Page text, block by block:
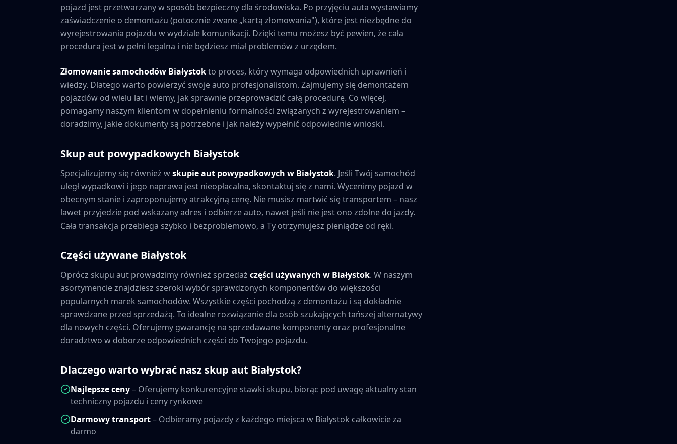
pojazd jest przetwarzany w sposób bezpieczny dla środowiska. Po przyjęciu auta wystawiamy
zaświadczenie o demontażu (potocznie zwane „kartą złomowania"), które jest niezbędne do
wyrejestrowania pojazdu w wydziale komunikacji. Dzięki temu możesz być pewien, że cała
procedura jest w pełni legalna i nie będziesz miał problemów z urzędem.
Złomowanie samochodów Białystokto proces, który wymaga odpowiednich uprawnień i
wiedzy. Dlatego warto powierzyć swoje auto profesjonalistom. Zajmujemy się demontażem
pojazdów od wielu lat i wiemy, jak sprawnie przeprowadzić całą procedurę. Co więcej,
pomagamy naszym klientom w dopełnieniu formalności związanych z wyrejestrowaniem –
doradzimy, jakie dokumenty są potrzebne i jak należy wypełnić odpowiednie wnioski.
Skup aut powypadkowych Białystok
Specjalizujemy się również wskupie aut powypadkowych w Białystok. Jeśli Twój samochód
uległ wypadkowi i jego naprawa jest nieopłacalna, skontaktuj się z nami. Wycenimy pojazd w
obecnym stanie i zaproponujemy atrakcyjną cenę. Nie musisz martwić się transportem – nasz
lawet przyjedzie pod wskazany adres i odbierze auto, nawet jeśli nie jest ono zdolne do jazdy.
Cała transakcja przebiega szybko i bezproblemowo, a Ty otrzymujesz pieniądze od ręki.
Części używane Białystok
Oprócz skupu aut prowadzimy również sprzedaż części używanych w Białystok. W naszym
asortymencie znajdziesz szeroki wybór sprawdzonych komponentów do większości
popularnych marek samochodów. Wszystkie części pochodzą z demontażu i są dokładnie
sprawdzane przed sprzedażą. To idealne rozwiązanie dla osób szukających tańszej alternatywy
dla nowych części. Oferujemy gwarancję na sprzedawane komponenty oraz profesjonalne
doradztwo w doborze odpowiednich części do Twojego pojazdu.
Dlaczego warto wybrać nasz skup aut Białystok?
Najlepsze ceny– Oferujemy konkurencyjne stawki skupu, biorąc pod uwagę aktualny stan
techniczny pojazdu i ceny rynkowe
Darmowy transport– Odbieramy pojazdy z każdego miejsca w Białystok całkowicie za
darmo